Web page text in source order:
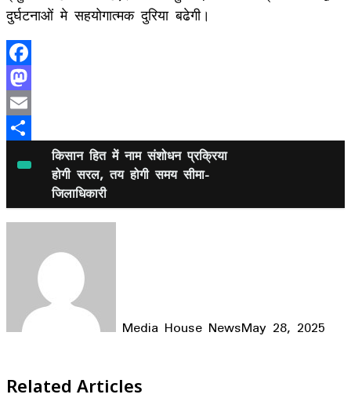
दुर्घटनाओं मे सहयोगात्मक दुरिया बढेगी।
Facebook
Mastodon
Email
किसान हित में नाम संशोधन प्रक्रिया
होगी सरल, तय होगी समय सीमा-
जिलाधिकारी
Media House NewsMay 28, 2025
Related Articles